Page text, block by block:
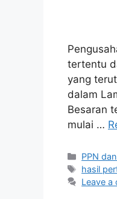
tertentu
yang
dalam
Besaran
mulai …
PPN
Tags
hasil
Leave a